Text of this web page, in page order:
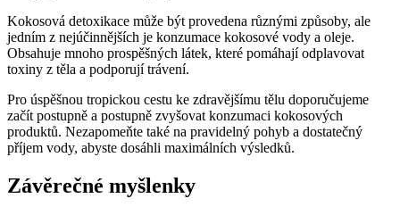
Kokosová detoxikace může být ‍provedena různými způsoby, ‌ale
jedním ‌z nejúčinnějších je konzumace kokosové ‍vody‍ a ⁢oleje.
Obsahuje mnoho prospěšných látek, které pomáhají odplavovat⁣
toxiny z ​těla a podporují‍ trávení.
Pro úspěšnou tropickou cestu ke zdravějšímu tělu doporučujeme
začít postupně‍ a ‍postupně zvyšovat konzumaci kokosových
produktů. Nezapomeňte také na pravidelný pohyb a dostatečný
příjem vody, abyste dosáhli‍ maximálních ‍výsledků.
Závěrečné‌ myšlenky